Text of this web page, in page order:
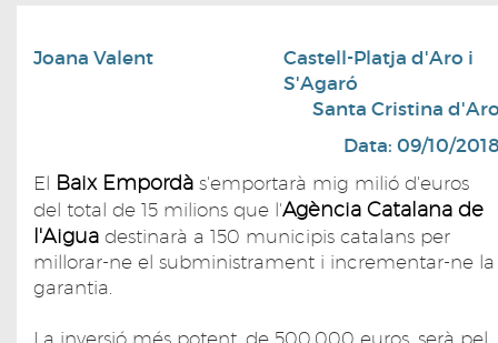
Joana Valent
Castell-Platja d'Aro i
S'Agaró
Santa Cristina
Data: 09/10/
El Baix Empordà s'emportarà mig milió d'euros
del total de 15 milions que l'Agència Catalana de
l'Aigua destinarà a 150 municipis catalans per
millorar-ne el subministrament i incrementar-ne la
garantia.